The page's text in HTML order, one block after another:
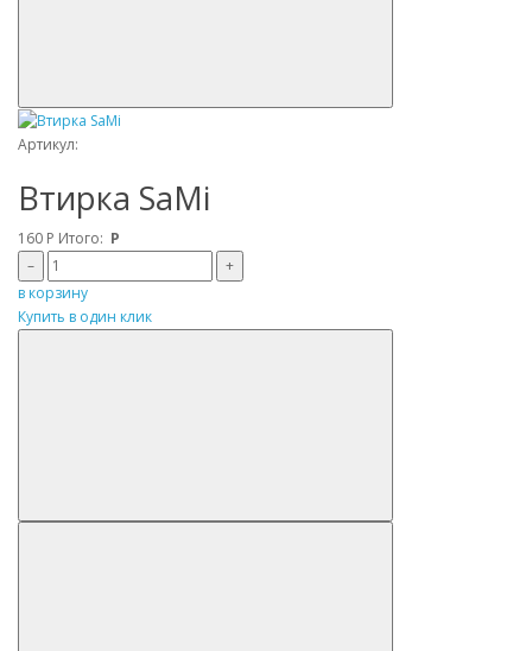
Артикул:
Втирка SaMi
160 Р Итого: Р
–
+
в корзину
Купить в один клик